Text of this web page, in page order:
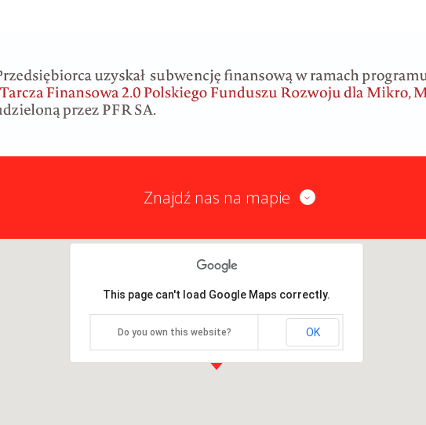
Znajdź nas na mapie
This page can't load Google Maps correctly.
Do you own this website? OK